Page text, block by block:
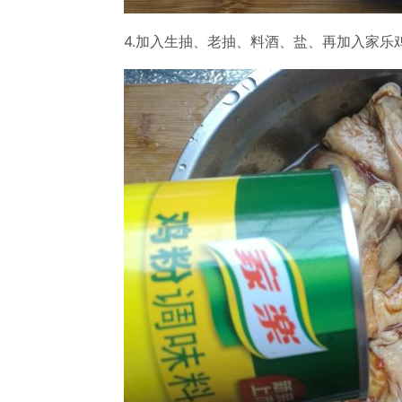
4.加入生抽、老抽、料酒、盐、再加入家乐